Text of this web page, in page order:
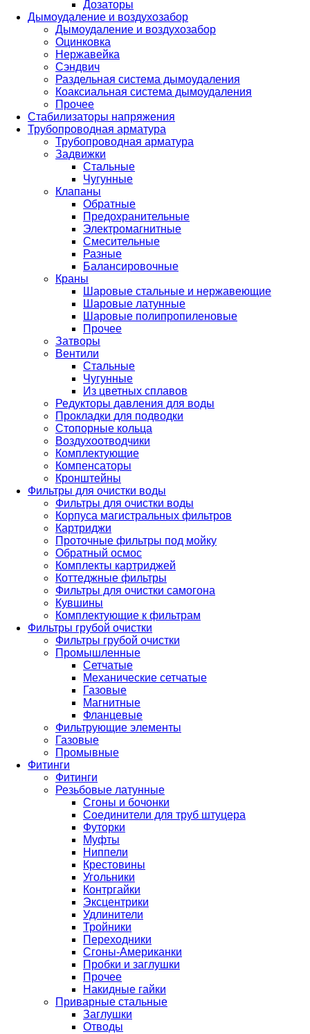
Дозаторы
Дымоудаление и воздухозабор
Дымоудаление и воздухозабор
Оцинковка
Нержавейка
Сэндвич
Раздельная система дымоудаления
Коаксиальная система дымоудаления
Прочее
Стабилизаторы напряжения
Трубопроводная арматура
Трубопроводная арматура
Задвижки
Стальные
Чугунные
Клапаны
Обратные
Предохранительные
Электромагнитные
Смесительные
Разные
Балансировочные
Краны
Шаровые стальные и нержавеющие
Шаровые латунные
Шаровые полипропиленовые
Прочее
Затворы
Вентили
Стальные
Чугунные
Из цветных сплавов
Редукторы давления для воды
Прокладки для подводки
Стопорные кольца
Воздухоотводчики
Комплектующие
Компенсаторы
Кронштейны
Фильтры для очистки воды
Фильтры для очистки воды
Корпуса магистральных фильтров
Картриджи
Проточные фильтры под мойку
Обратный осмос
Комплекты картриджей
Коттеджные фильтры
Фильтры для очистки самогона
Кувшины
Комплектующие к фильтрам
Фильтры грубой очистки
Фильтры грубой очистки
Промышленные
Сетчатые
Механические сетчатые
Газовые
Магнитные
Фланцевые
Фильтрующие элементы
Газовые
Промывные
Фитинги
Фитинги
Резьбовые латунные
Сгоны и бочонки
Соединители для труб штуцера
Футорки
Муфты
Ниппели
Крестовины
Угольники
Контргайки
Эксцентрики
Удлинители
Тройники
Переходники
Сгоны-Американки
Пробки и заглушки
Прочее
Накидные гайки
Приварные стальные
Заглушки
Отводы